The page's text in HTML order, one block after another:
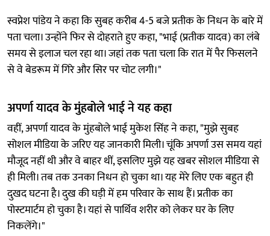
स्वप्नेश पांडेय ने कहा कि सुबह करीब 4-5 बजे प्रतीक के निधन के बारे में
पता चला। उन्होंने फिर से दोहराते हुए कहा, "भाई (प्रतीक यादव) का लंबे
समय से इलाज चल रहा था। जहां तक पता चला कि रात में पैर फिसलने
से वे बेडरूम में गिरे और सिर पर चोट लगी।"
अपर्णा यादव के मुंहबोले भाई ने यह कहा
वहीं, अपर्णा यादव के मुंहबोले भाई मुकेश सिंह ने कहा, "मुझे सुबह
सोशल मीडिया के जरिए यह जानकारी मिली। चूंकि अपर्णा उस समय यहां
मौजूद नहीं थी और वे बाहर थीं, इसलिए मुझे यह खबर सोशल मीडिया से
ही मिली। तब तक उनका निधन हो चुका था। यह मेरे लिए एक बहुत ही
दुखद घटना है। दुख की घड़ी में हम परिवार के साथ हैं। प्रतीक का
पोस्टमार्टम हो चुका है। यहां से पार्थिव शरीर को लेकर घर के लिए
निकलेंगे।"